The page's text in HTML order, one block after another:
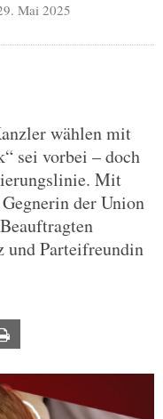
Mai 2025
wählen mit
sei vorbei – doch
Mit
der Union
und Parteifreundin